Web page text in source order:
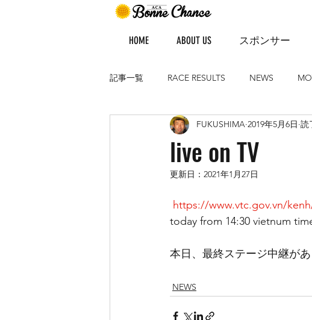
HOME ABOUT US スポンサー
記事一覧 RACE RESULTS NEWS
live on TV
FUKUSHIMA 2019年5月6日 読
更新日： 2021年1月27日
https://www.vtc.gov.vn/
today from 14:30 vietnum
本日、最終ステージ中継が
NEWS